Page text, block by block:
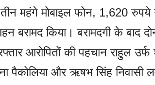
महंगे मोबाइल फोन, 1,620
बरामद किया। बरामदगी के बाद
आरोपितों की पहचान राहुल उर्फ
पैकोलिया और ऋषभ सिंह निवासी